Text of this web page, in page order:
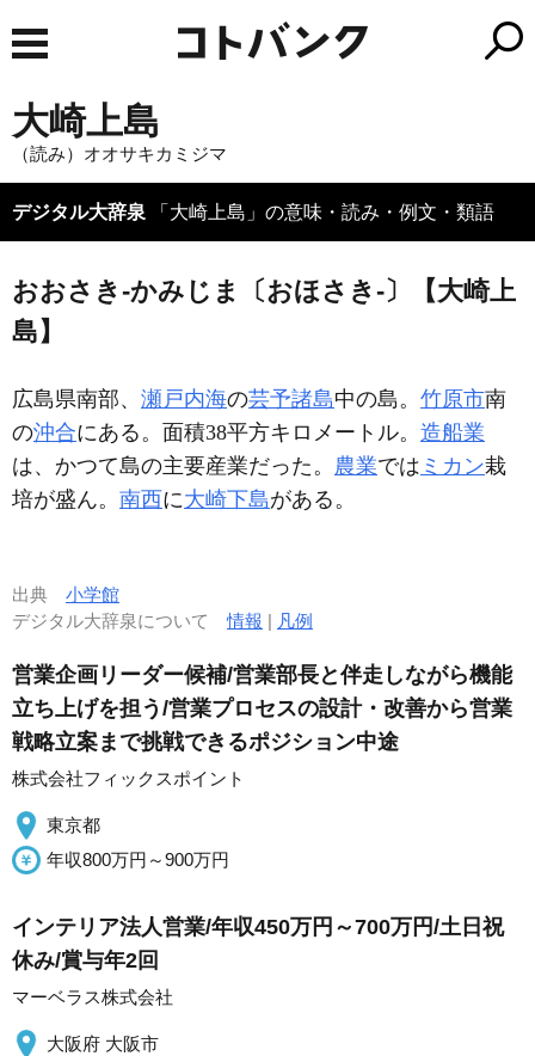
大崎上島
（読み）オオサキカミジマ
デジタル大辞泉 「大崎上島」の意味・読み・例文・類語
おおさき‐かみじま〔おほさき‐〕【大崎上
島】
広島県南部、 瀬戸内海の芸予諸島中の島。 竹原市南
の沖合にある。面積38平方キロメートル。 造船業
は、かつて島の主要産業だった。 農業では ミカン栽
培が盛ん。 南西に大崎下島がある。
出典 小学館
デジタル大辞泉について情報 | 凡例
営業企画リーダー候補/営業部長と伴走しながら機能
立ち上げを担う/営業プロセスの設計・改善から営業
戦略立案まで挑戦できるポジション中途
株式会社フィックスポイント
東京都
年収800万円～900万円
インテリア法人営業/年収450万円～700万円/土日祝
休み/賞与年2回
マーベラス株式会社
大阪府 大阪市